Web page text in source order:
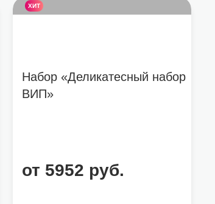
ХИТ
Набор «Деликатесный набор
ВИП»
от 5952 руб.